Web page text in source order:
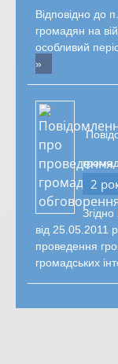
Відповідно до
громадян на
особливий
»
2
від 25.05.2011
проведення
громадських